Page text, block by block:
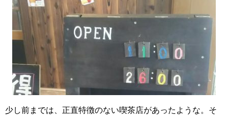
少し前までは、正直特徴のない喫茶店があったような。そ